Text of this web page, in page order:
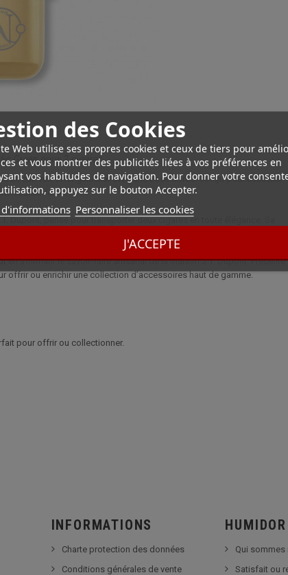
des Cookies
Web utilise ses propres cookies et ceux de tiers pour
et vous montrer des publicités liées à vos préférences en
vos habitudes de navigation. Pour donner votre
appuyez sur le bouton Accepter.
d'informations Personnaliser les cookies
J'ACCEPTE
Green pour 2 cigares
en cuir vert effet galuchat avec une base dorée. Conçu pour accueillir
Jules Verne.
Dupont, pensé pour transporter deux cigares en toute élégance. Sa
de Jules Verne, confère à cet écrin un style unique et sophistiqué.
une touche de raffinement supplémentaire. Idéal pour les
affirmant le savoir-faire artisanal de la maison S.T. Dupont. Présenté
offrir ou enrichir une collection d’accessoires haut de gamme.
pour offrir ou collectionner.
INFORMATIONS
Charte protection des données
Conditions générales de vente
Qui sommes
Satisfait ou